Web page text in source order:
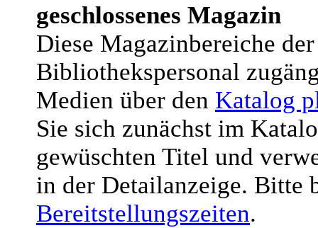
geschlossenes Magazin
Diese Magazinbereiche
Bibliothekspersonal
Medien über den Katalog
Sie sich zunächst im
gewüschten Titel und
in der Detailanzeige. Bitte
Bereitstellungszeiten.